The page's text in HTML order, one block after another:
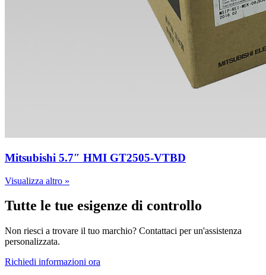
Mitsubishi 5.7″ HMI GT2505-VTBD
Visualizza altro »
Tutte le tue esigenze di controllo
Non riesci a trovare il tuo marchio? Contattaci per un'assistenza
personalizzata.
Richiedi informazioni ora